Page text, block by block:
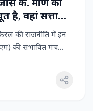
है, वहां सत्ता
रहने पर जोर
की राजनीति में इन
की संभावित मंच